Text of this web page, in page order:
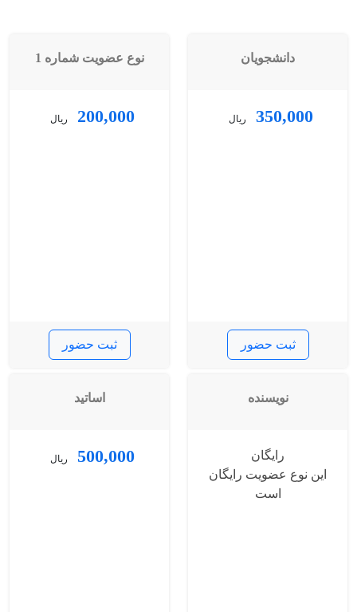
دانشجویان
350,000 ریال
ثبت حضور
نوع عضویت شماره 1
200,000 ریال
ثبت حضور
نویسنده
رایگان
این نوع عضویت رایگان
است
اساتید
500,000 ریال